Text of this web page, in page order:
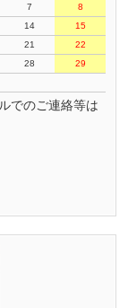
7
8
14
15
21
22
28
29
でのご連絡等は